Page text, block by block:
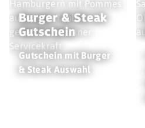
Burger & Steak
Gutschein
Gutschein mit Burger
& Steak Auswahl